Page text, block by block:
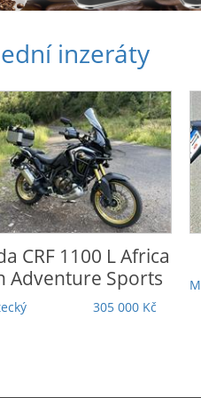
inzeráty
CRF 1100 L Africa
Adventure Sports
305 000 Kč